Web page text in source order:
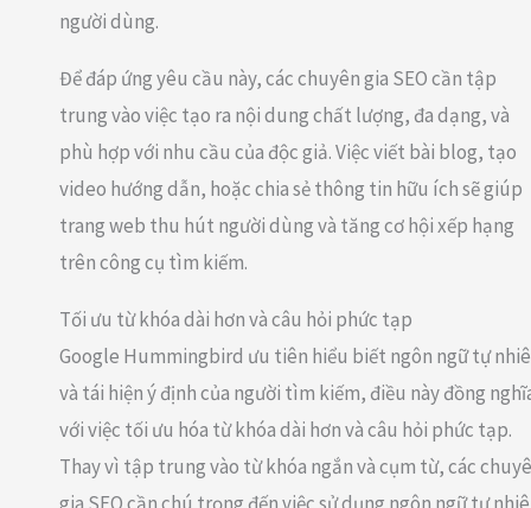
người dùng.
Để đáp ứng yêu cầu này, các chuyên gia SEO cần tập
trung vào việc tạo ra nội dung chất lượng, đa dạng, và
phù hợp với nhu cầu của độc giả. Việc viết bài blog, tạo
video hướng dẫn, hoặc chia sẻ thông tin hữu ích sẽ giúp
trang web thu hút người dùng và tăng cơ hội xếp hạng
trên công cụ tìm kiếm.
Tối ưu từ khóa dài hơn và câu hỏi phức tạp
Google Hummingbird ưu tiên hiểu biết ngôn ngữ tự
và tái hiện ý định của người tìm kiếm, điều này đồng
với việc tối ưu hóa từ khóa dài hơn và câu hỏi phức tạp.
Thay vì tập trung vào từ khóa ngắn và cụm từ, các